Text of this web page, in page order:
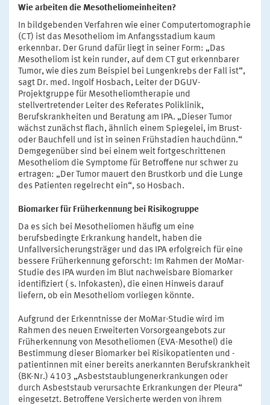
Wie arbeiten die Mesotheliomeinheiten?
In bildgebenden Verfahren wie einer Computertomographie
(CT) ist das Mesotheliom im Anfangsstadium kaum
erkennbar. Der Grund dafür liegt in seiner Form: „Das
Mesotheliom ist kein runder, auf dem CT gut erkennbarer
Tumor, wie dies zum Beispiel bei Lungenkrebs der Fall ist“,
sagt Dr. med. Ingolf Hosbach, Leiter der DGUV-
Projektgruppe für Mesotheliomtherapie und
stellvertretender Leiter des Referates Poliklinik,
Berufskrankheiten und Beratung am IPA. „Dieser Tumor
wächst zunächst flach, ähnlich einem Spiegelei, im Brust-
oder Bauchfell und ist in seinen Frühstadien hauchdünn.“
Demgegenüber sind bei einem weit fortgeschrittenen
Mesotheliom die Symptome für Betroffene nur schwer zu
ertragen: „Der Tumor mauert den Brustkorb und die Lunge
des Patienten regelrecht ein“, so Hosbach.
Biomarker für Früherkennung bei Risikogruppe
Da es sich bei Mesotheliomen häufig um eine
berufsbedingte Erkrankung handelt, haben die
Unfallversicherungsträger und das IPA erfolgreich für eine
bessere Früherkennung geforscht: Im Rahmen der MoMar-
Studie des IPA wurden im Blut nachweisbare Biomarker
identifiziert ( s. Infokasten), die einen Hinweis darauf
liefern, ob ein Mesotheliom vorliegen könnte.
Aufgrund der Erkenntnisse der MoMar-Studie wird im
Rahmen des neuen Erweiterten Vorsorgeangebots zur
Früherkennung von Mesotheliomen (EVA-Mesothel) die
Bestimmung dieser Biomarker bei Risikopatienten und -
patientinnen mit einer bereits anerkannten Berufskrankheit
(BK-Nr.) 4103 „Asbeststaublungenerkrankungen oder
durch Asbeststaub verursachte Erkrankungen der Pleura“
eingesetzt. Betroffene Versicherte werden von ihrem